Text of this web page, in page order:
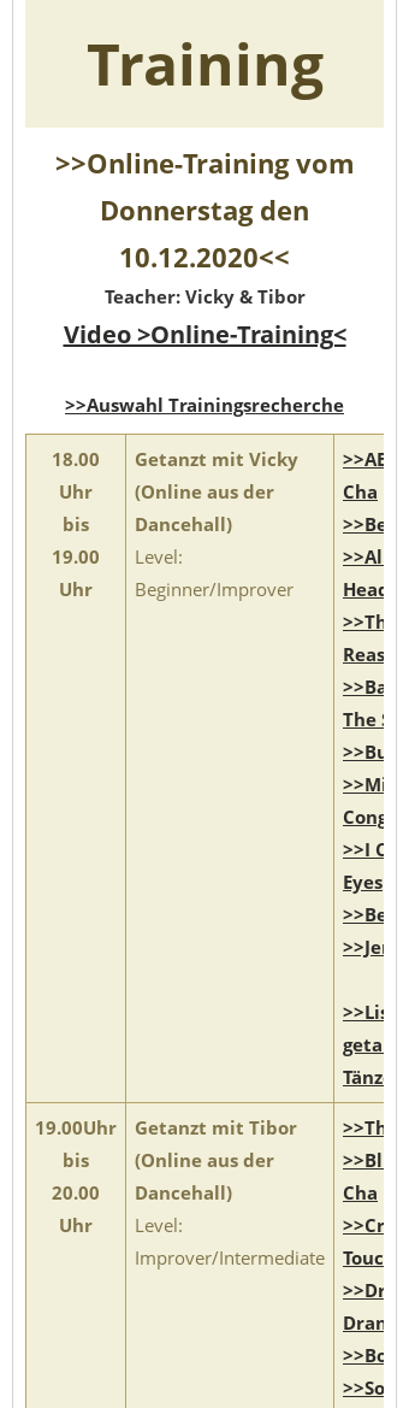
Training
>>Online-Training vom
Donnerstag den
10.12.2020<<
Teacher: Vicky & Tibor
Video >Online-Training<
>>Auswahl Trainingsrecherche
18.00
Uhr
bis
19.00
Uhr
Getanzt mit Vicky
(Online aus der
Dancehall)
Level:
Beginner/Improver
>>AB
Cha
>>Best
>>All In
Head
Reason
>>Back
The
>>Miss
>>I
Eyes
>>Liste
Tänze
19.00Uhr
bis
20.00
Uhr
Getanzt mit Tibor
(Online aus der
Dancehall)
Level:
Improver/Intermediate
>>Blue
Cha
Touch
>>Drink
Drank
>>Bosa
>>Soul